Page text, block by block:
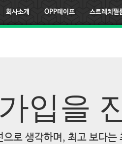
회사소개 OPP테이프 스트레치필
입을
으로 생각하며, 최고 보다는